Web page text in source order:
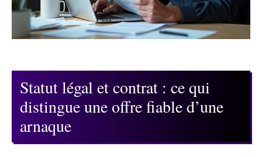
Statut légal et contrat : ce qui
distingue une offre fiable d’une
arnaque